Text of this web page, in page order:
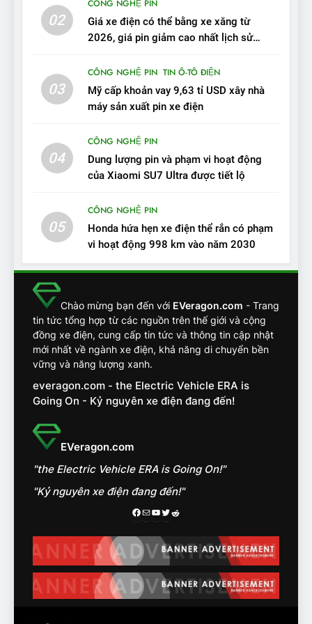
VinFast VF 7 tấm tắc: “Hơn
hẳn xe xăng”
ĐÁNH GIÁ XE
Người dùng nhận xét về
VinFast VF7: Độ hoàn thiện
đồng
12
VinFast VF7 – Mẫu xe cá
ĐÁNH GIÁ XE
Chuyên gia tiết lộ bài test
đối về an toàn trên VinFast
VF8
ĐÁNH GIÁ XE
14
VinFast VF7 đang bỏ xa
như thế nào?
ĐÁNH GIÁ XE
15
trên ngàn dặm đường
CÔNG NGHỆ AI, TỰ LÁI, ADAS,
ROBOTAXI
ĐÁNH GIÁ XE
Chọn VinFast VF8 hay Santa
Fe, Fortuner ?
ĐÁNH GIÁ XE
02
CÔNG NGHỆ PIN
Giá xe điện có thể bằng xe xăng từ
2026, giá pin giảm cao nhất lịch sử
03
CÔNG NGHỆ PIN TIN Ô-TÔ ĐIỆN
Mỹ cấp khoản vay 9,63 tỉ USD xây nhà
máy sản xuất pin xe điện
04
CÔNG NGHỆ PIN
Dung lượng pin và phạm vi hoạt động
của Xiaomi SU7 Ultra được tiết lộ
05
CÔNG NGHỆ PIN
Honda hứa hẹn xe điện thể rắn có phạm
vi hoạt động 998 km vào năm 2030
Chào mừng bạn đến với EVeragon.com - Trang
tin tức tổng hợp từ các nguồn trên thế giới và cộng
đồng xe điện, cung cấp tin tức và thông tin cập nhật
mới nhất về ngành xe điện, khả năng di chuyển bền
vững và năng lượng xanh.
everagon.com - the Electric Vehicle ERA is
Going On - Kỷ nguyên xe điện đang đến!
EVeragon.com
"the Electric Vehicle ERA is Going On!"
"Kỷ nguyên xe điện đang đến!"
Facebook
MailYoutube
Twitter